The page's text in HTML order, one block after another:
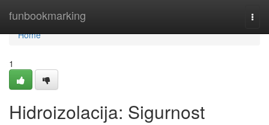
funbookmarking
Home
Home
1
Hidroizolacija: Sigurnost